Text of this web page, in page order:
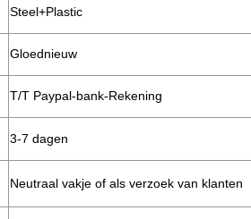
Steel+Plastic
Gloednieuw
T/T Paypal-bank-Rekening
3-7 dagen
Neutraal vakje of als verzoek van klanten